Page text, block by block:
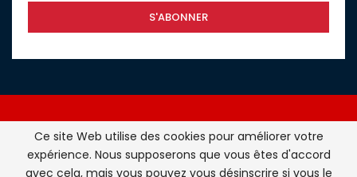
Atlasinfo.fr : l'essentiel de l'actualité de la France et du
Ce site Web utilise des cookies pour améliorer votre
expérience. Nous supposerons que vous êtes d'accord
avec cela, mais vous pouvez vous désinscrire si vous le